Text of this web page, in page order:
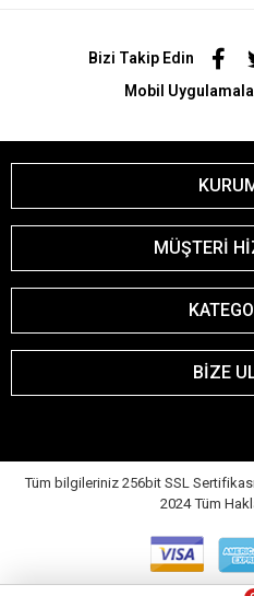
Bizi Takip Edin
Mobil
MÜŞTERİ
BİZE
Tüm bilgileriniz 256bit SSL
2024 Tüm